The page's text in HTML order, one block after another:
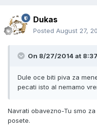
Dukas
Posted August 27,
On 8/27/2014 at
Dule oce biti piva za
pecati isto al nemamo
Navrati obavezno-Tu smo
posete.